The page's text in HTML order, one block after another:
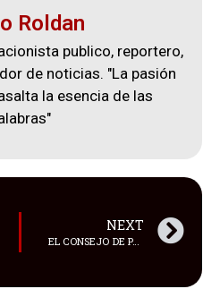
Roldan
publico, reportero,
de noticias. "La pasión
la esencia de las
NEXT
EL CONSEJO DE PARTICIPACIÓN CIUDADANA Y CONTROL SOCIAL (CPCCS) DESIGNÓ A CHRISTINA MURILLO NAVARRETE COMO LA NUEVA SUPERINTENDENTA